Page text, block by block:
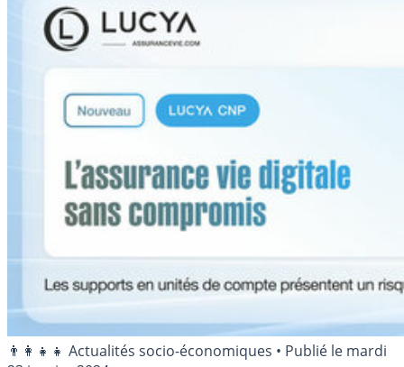
👨‍👩‍👧‍👧 Actualités socio-économiques • Publié le mardi